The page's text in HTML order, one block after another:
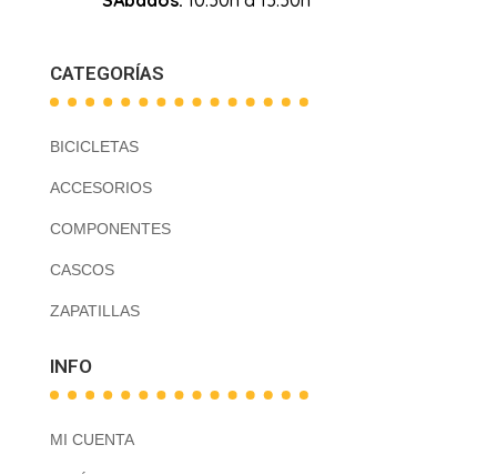
CATEGORÍAS
BICICLETAS
ACCESORIOS
COMPONENTES
CASCOS
ZAPATILLAS
INFO
MI CUENTA